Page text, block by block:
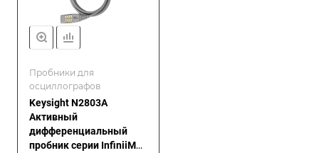
Пробники для
осциллографов
Keysight N2803A
Активный
дифференциальный
пробник серии InfiniiMax